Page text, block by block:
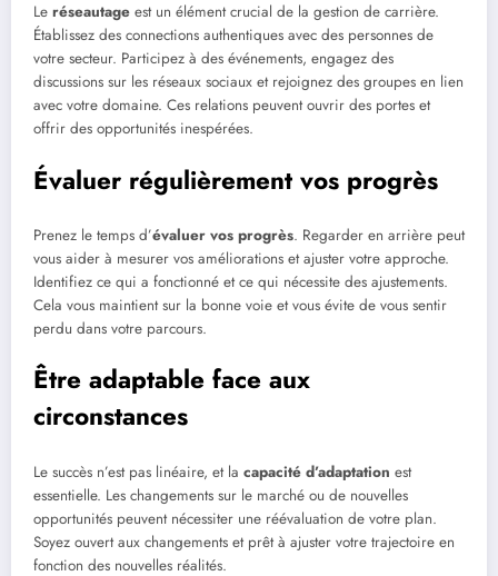
Le réseautage est un élément crucial de la gestion de carrière.
Établissez des connections authentiques avec des personnes de
votre secteur. Participez à des événements, engagez des
discussions sur les réseaux sociaux et rejoignez des groupes en lien
avec votre domaine. Ces relations peuvent ouvrir des portes et
offrir des opportunités inespérées.
Évaluer régulièrement vos progrès
Prenez le temps d’évaluer vos progrès. Regarder en arrière peut
vous aider à mesurer vos améliorations et ajuster votre approche.
Identifiez ce qui a fonctionné et ce qui nécessite des ajustements.
Cela vous maintient sur la bonne voie et vous évite de vous sentir
perdu dans votre parcours.
Être adaptable face aux
circonstances
Le succès n’est pas linéaire, et la capacité d’adaptation est
essentielle. Les changements sur le marché ou de nouvelles
opportunités peuvent nécessiter une réévaluation de votre plan.
Soyez ouvert aux changements et prêt à ajuster votre trajectoire en
fonction des nouvelles réalités.